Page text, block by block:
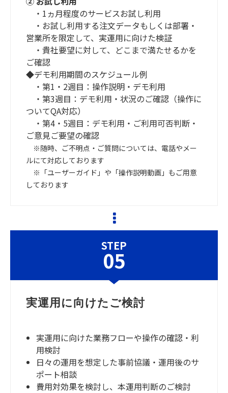
・1ヵ月程度のサービスお試し利用
・お試し利用する注文データもしくは部署・
営業所を限定して、実運用に向けた検証
・貴社要望に対して、どこまで満たせるかを
ご確認
◆デモ利用期間のスケジュール例
・第1・2週目：操作説明・デモ利用
・第3週目：デモ利用・状況のご確認（操作に
ついてQA対応）
・第4・5週目：デモ利用・ご利用可否判断・
ご意見ご要望の確認
※随時、ご不明点・ご質問については、電話やメー
ルにて対応しております
※「ユーザーガイド」や「操作説明動画」もご用意
しております
STEP
05
実運用に向けたご検討
実運用に向けた業務フローや操作の確認・利
用検討
日々の運用を想定した事前協議・運用後のサ
ポート相談
費用対効果を検討し、本運用判断のご検討